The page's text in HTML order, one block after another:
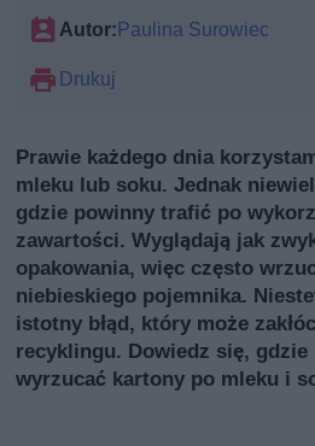
Autor:Paulina Surowiec
Drukuj
Prawie każdego dnia
mleku lub soku. Jednak
gdzie powinny trafić po
zawartości. Wyglądają jak
opakowania, więc często
niebieskiego pojemnika.
istotny błąd, który może
recyklingu. Dowiedz się,
wyrzucać kartony po mleku i